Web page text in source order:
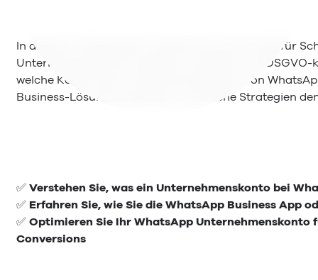
In diesem umfassenden Guide lernen Sie Schritt für
Unternehmenskonto erstellen, verwalten und
welche Kosten beim Unternehmenskonto von
Business-Lösung auswählen und welche Strategien
✅ Verstehen Sie, was ein Unternehmenskonto bei
✅ Erfahren Sie, wie Sie die WhatsApp Business App
✅ Optimieren Sie Ihr WhatsApp Unternehmenskonto
Conversions